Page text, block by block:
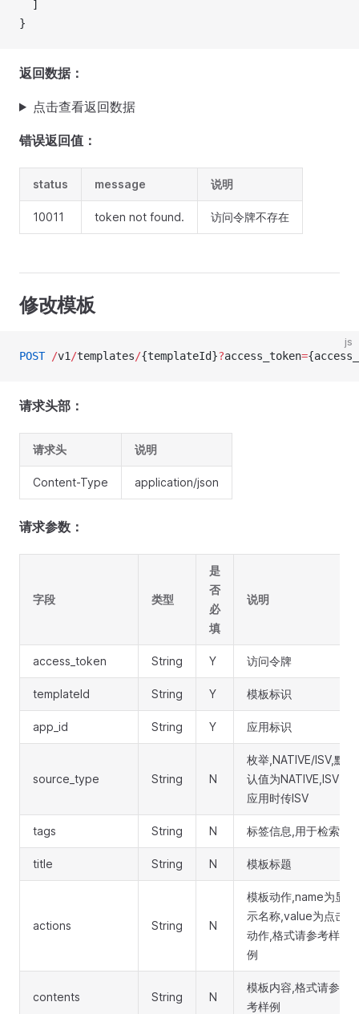
  ]
}
返回数据：
点击查看返回数据
错误返回值：
status message 说明
10011 token not found. 访问令牌不存在
修改模板
js
POST /v1 /templates/{templateId}?access_token=
请求头部：
请求头 说明
Content-Type application/json
请求参数：
字段 类型
是
否
必
填
说明
access_token String Y 访问令牌
templateId String Y 模板标识
app_id String Y 应用标识
source_type String N
枚举,NATIVE/ISV,默
认值为NATIVE,ISV
应用时传ISV
tags String N 标签信息,用于检索
title String N 模板标题
actions String N
模板动作,name为显
示名称,value为点击
动作,格式请参考样
例
contents String N
模板内容,格式请参
考样例